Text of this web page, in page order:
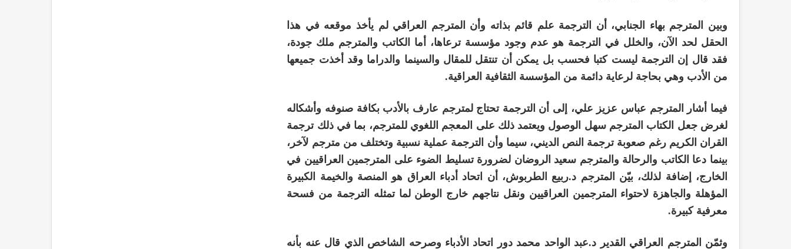
وبين المترجم بهاء الجنابي، أن الترجمة علم قائم بذاته وأن المترجم العراقي لم يأخذ موقعه في هذا
الحقل لحد الآن، والخلل في الترجمة هو عدم وجود مؤسسة ترعاها، أما الكاتب والمترجم ملك جودة،
فقد قال إن الترجمة ليست كتبا فحسب بل يمكن أن تنتقل للمقال والسينما والدراما وقد أخذت جميعها
من الأدب وهي بحاجة لرعاية دائمة من المؤسسة الثقافية العراقية.
فيما أشار المترجم عباس عزيز علي، إلى أن الترجمة تحتاج لمترجم عارف بالأدب بكافة صنوفه وأشكاله
لغرض جعل الكتاب المترجم سهل الوصول ويعتمد ذلك على المعجم اللغوي للمترجم، بما في ذلك ترجمة
القران الكريم رغم صعوبة ترجمة النص الديني، سيما وأن الترجمة عملية نسبية وتختلف من مترجم لآخر،
بينما دعا الكاتب والرحالة والمترجم سعيد الروضان لضرورة تسليط الضوء على المترجمين العراقيين في
الخارج، إضافة لذلك، بيّن المترجم د.ربيع الطربوش، أن اتحاد أدباء العراق هو المنصة والخيمة الكبيرة
المؤهلة والجاهزة لاحتواء المترجمين العراقيين ونقل نتاجهم خارج الوطن لما تمثله الترجمة من فسحة
معرفية كبيرة.
وثمّن المترجم العراقي القدير د.عبد الواحد محمد دور اتحاد الأدباء وصرحه الشاخص الذي قال عنه بأنه